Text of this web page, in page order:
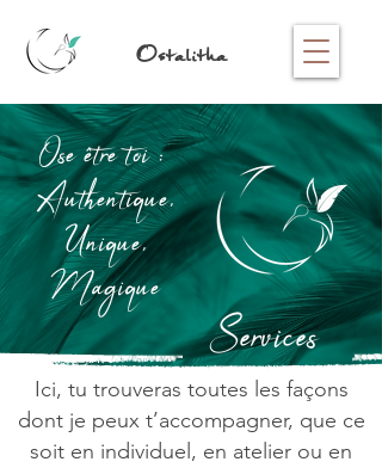
Ostalitha
Ose être toi :
Authentique,
Unique,
Magique
Services
Ici, tu trouveras toutes les façons
dont je peux t’accompagner, que ce
soit en individuel, en atelier ou en